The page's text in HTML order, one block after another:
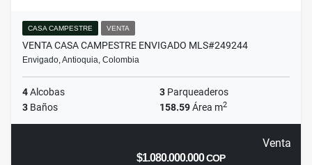
CASA CAMPESTRE VENTA
VENTA CASA CAMPESTRE ENVIGADO MLS#249244
Envigado, Antioquia, Colombia
4Alcobas 3 Parqueaderos
3 Baños 158.59Área m2
Venta
$1.080.000.000COP